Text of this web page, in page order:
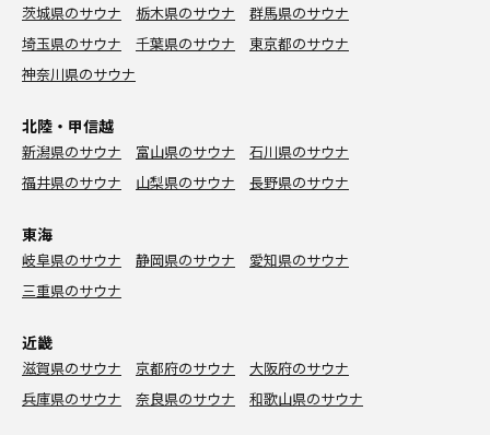
茨城県のサウナ 栃木県のサウナ
群馬県のサウナ
埼玉県のサウナ
千葉県のサウナ
東京都のサウナ
神奈川県のサウナ
北陸・甲信越
新潟県のサウナ 富山県のサウナ
石川県のサウナ
福井県のサウナ
山梨県のサウナ 長野県のサウナ
東海
岐阜県のサウナ 静岡県のサウナ
愛知県のサウナ
三重県のサウナ
近畿
滋賀県のサウナ 京都府のサウナ
大阪府のサウナ
兵庫県のサウナ
奈良県のサウナ 和歌山県のサウナ